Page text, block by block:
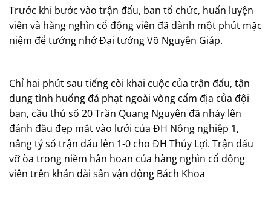
Trước khi bước vào trận đấu, ban tổ chức, huấn luyện
viên và hàng nghìn cổ động viên đã dành một phút mặc
niệm để tưởng nhớ Đại tướng Võ Nguyên Giáp.
Chỉ hai phút sau tiếng còi khai cuộc của trận đấu, tận
dụng tình huống đá phạt ngoài vòng cấm địa của đội
bạn, cầu thủ số 20 Trần Quang Nguyên đã nhảy lên
đánh đầu đẹp mắt vào lưới của ĐH Nông nghiệp 1,
nâng tỷ số trận đấu lên 1-0 cho ĐH Thủy Lợi. Trận đấu
vỡ òa trong niềm hân hoan của hàng nghìn cổ động
viên trên khán đài sân vận động Bách Khoa